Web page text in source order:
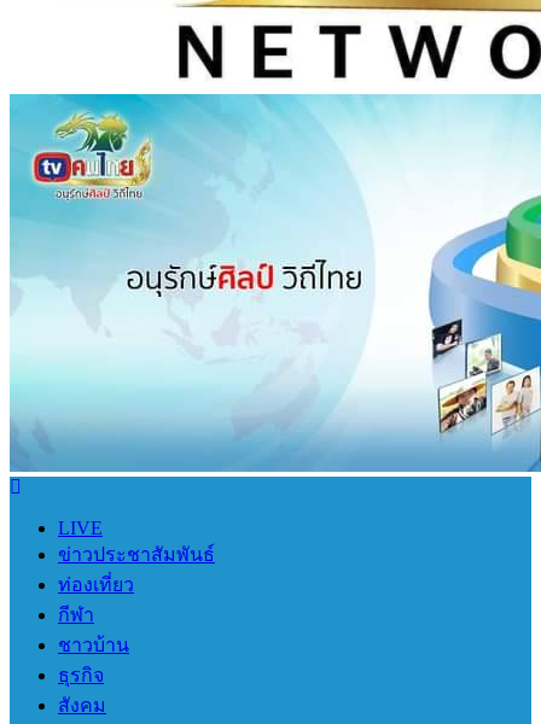
LIVE
ข่าวประชาสัมพันธ์
ท่องเที่ยว
กีฬา
ชาวบ้าน
ธุรกิจ
สังคม